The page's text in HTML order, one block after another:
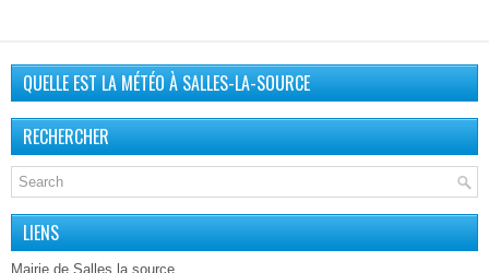
QUELLE EST LA MÉTÉO À SALLES-LA-SOURCE
RECHERCHER
LIENS
Mairie de Salles la source